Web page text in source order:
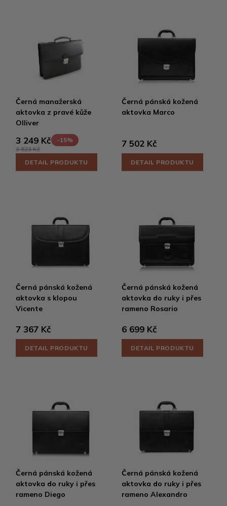
Černá manažerská
aktovka z pravé kůže
Olliver
3 249 Kč
-15%
3 823 Kč
DETAIL PRODUKTU
Černá pánská kožená
aktovka Marco
7 502 Kč
DETAIL PRODUKTU
Černá pánská kožená
aktovka s klopou
Vicente
7 367 Kč
DETAIL PRODUKTU
Černá pánská kožená
aktovka do ruky i přes
rameno Rosario
6 699 Kč
DETAIL PRODUKTU
Černá pánská kožená
aktovka do ruky i přes
rameno Diego
Černá pánská kožená
aktovka do ruky i přes
rameno Alexandro